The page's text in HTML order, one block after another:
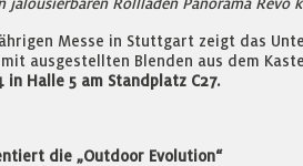
jalousierbaren Rollladen Panorama
Messe in Stuttgart zeigt das
ausgestellten Blenden aus dem
in Halle 5 am Standplatz C27.
die „Outdoor Evolution“